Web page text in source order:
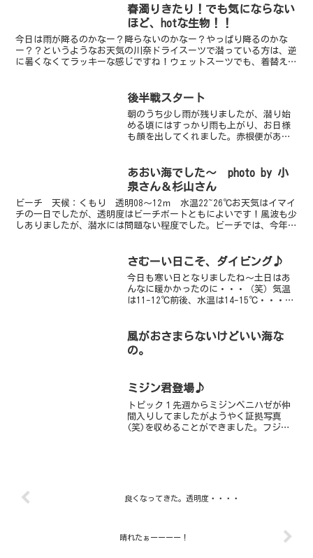
春濁りきたり！でも気にならない
ほど、hotな生物！！
今日は雨が降るのかなー？降らないのかなー？やっぱり降るのかな
ー？？というようなお天気の川奈ドライスーツで潜っている方は、逆
に暑くなくてラッキーな感じですね！ウェットスーツでも、着替えな
後半戦スタート
朝のうち少し雨が残りましたが、潜り始
める頃にはすっかり雨も上がり、お日様
も顔を出してくれました。赤根便があれ
チは相変わらず、砂地ゾーンがいいアト
リエです。今日もダンゴち...
あおい海でした～ photo by 小
泉さん＆杉山さん
ビーチ 天候：くもり 透明08～12ｍ 水温22~26℃お天気はイマイ
チの一日でしたが、透明度はビーチボートともによいです！風波も少
しありましたが、潜水には問題ない程度でした。ビーチでは、今年生
さむーい日こそ、ダイビング♪
今日も寒い日となりましたね～土日はあ
んなに暖かかったのに・・・（笑）気温
は11-12℃前後、水温は14-15℃・・・結
物も豊富で、この寒さを感じさせるよう
なホットな生物...
風がおさまらないけどいい海な
の。
ミジン君登場♪
トピック１先週からミジンベニハゼが仲
間入りしてましたがようやく証拠写真
(笑)を収めることができました。フジツ
良くなってきた。透明度・・・・
晴れたぁーーーー！